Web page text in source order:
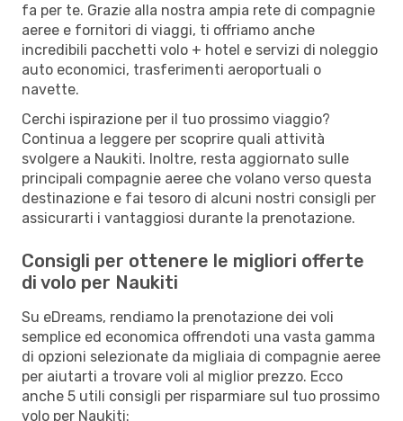
fa per te. Grazie alla nostra ampia rete di compagnie
aeree e fornitori di viaggi, ti offriamo anche
incredibili pacchetti volo + hotel e servizi di noleggio
auto economici, trasferimenti aeroportuali o
navette.
Cerchi ispirazione per il tuo prossimo viaggio?
Continua a leggere per scoprire quali attività
svolgere a Naukiti. Inoltre, resta aggiornato sulle
principali compagnie aeree che volano verso questa
destinazione e fai tesoro di alcuni nostri consigli per
assicurarti i vantaggiosi durante la prenotazione.
Consigli per ottenere le migliori offerte
di volo per Naukiti
Su eDreams, rendiamo la prenotazione dei voli
semplice ed economica offrendoti una vasta gamma
di opzioni selezionate da migliaia di compagnie aeree
per aiutarti a trovare voli al miglior prezzo. Ecco
anche 5 utili consigli per risparmiare sul tuo prossimo
volo per Naukiti: